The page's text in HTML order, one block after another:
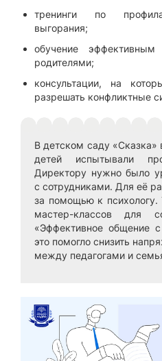
тренинги по
выгорания;
обучение
родителями;
консультации, на
разрешать конфликтные
В детском саду «Сказка»
детей испытывали
Директору нужно было
с сотрудниками. Для её
за помощью к психологу.
мастер-классов для
«Эффективное общение
это помогло снизить
между педагогами и